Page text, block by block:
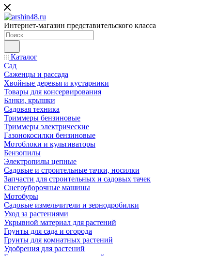
Интернет-магазин представительского класса
Каталог
Сад
Саженцы и рассада
Хвойные деревья и кустарники
Товары для консервирования
Банки, крышки
Садовая техника
Триммеры бензиновые
Триммеры электрические
Газонокосилки бензиновые
Мотоблоки и культиваторы
Бензопилы
Электропилы цепные
Садовые и строительные тачки, носилки
Запчасти для строительных и садовых тачек
Снегоуборочные машины
Мотобуры
Садовые измельчители и зернодробилки
Уход за растениями
Укрывной материал для растений
Грунты для сада и огорода
Грунты для комнатных растений
Удобрения для растений